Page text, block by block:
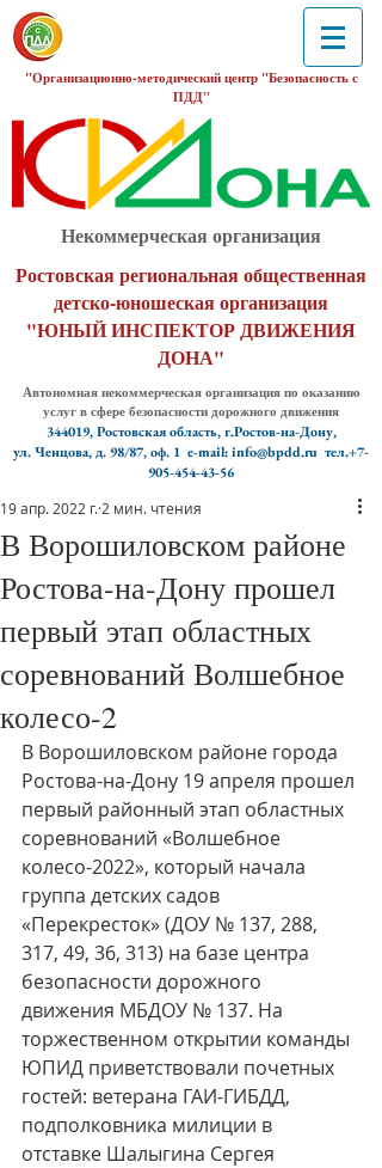
"Организационно-методический центр "Безопасность с
ПДД"
Некоммерческая организация
Ростовская региональная общественная
детско-юношеская организация
"ЮНЫЙ ИНСПЕКТОР ДВИЖЕНИЯ
ДОНА"
Автономная некоммерческая организация по оказанию
услуг в сфере безопасности дорожного движения
344019, Ростовская область, г.Ростов-на-Дону,
ул. Ченцова, д. 98/87, оф. 1 e-mail: info@bpdd.ru тел.+7-
905-454-43-56
В Ворошиловском районе
Ростова-на-Дону прошел
первый этап областных
соревнований Волшебное
колесо-2
19 апр. 2022 г. 2 мин. чтения
В Ворошиловском районе города
Ростова-на-Дону 19 апреля прошел
первый районный этап областных
соревнований «Волшебное
колесо-2022», который начала
группа детских садов
«Перекресток» (ДОУ № 137, 288,
317, 49, 36, 313) на базе центра
безопасности дорожного
движения МБДОУ № 137. На
торжественном открытии команды
ЮПИД приветствовали почетных
гостей: ветерана ГАИ-ГИБДД,
подполковника милиции в
отставке Шалыгина Сергея